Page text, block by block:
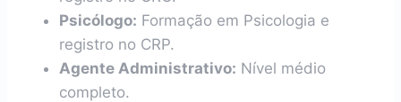
Psicólogo: Formação em Psicologia e
registro no CRP.
Agente Administrativo: Nível médio
completo.